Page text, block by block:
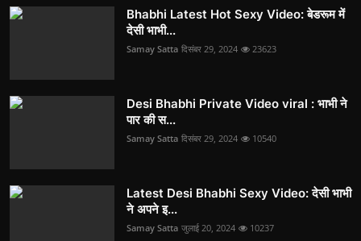
Bhabhi Latest Hot Sexy Video: बेडरूम में
देसी भाभी...
Samay Satta दिसंबर 29, 2024 23623
Desi Bhabhi Private Video viral : भाभी ने
पार की स...
Samay Satta दिसंबर 29, 2024 10540
Latest Desi Bhabhi Sexy Video: देसी भाभी
ने अपने इ...
Samay Satta जुलाई 20, 2024 10237